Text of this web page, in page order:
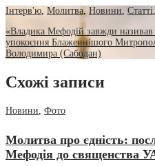
Інтерв'ю Молитва, Новини Статті
«Владика Мефодій завжди називав
упокоєння Блаженнішого
Володимира (Сабодан)
Схожі записи
Новини Фото
Молитва про єдність:
Мефодія до священства